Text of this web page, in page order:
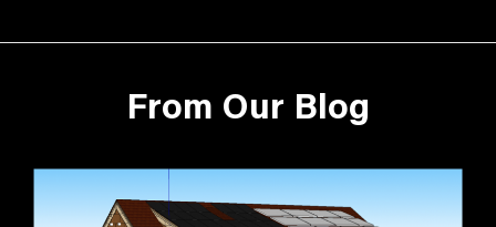
From Our Blog